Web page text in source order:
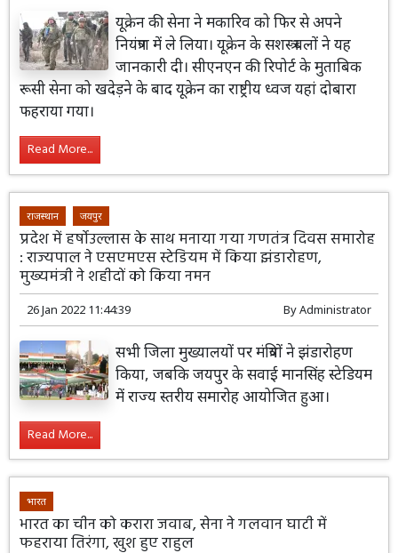
यूक्रेन की सेना ने मकारिव को फिर से अपने
नियंत्रण में ले लिया। यूक्रेन के सशस्त्र बलों ने यह
जानकारी दी। सीएनएन की रिपोर्ट के मुताबिक
रूसी सेना को खदेड़ने के बाद यूक्रेन का राष्ट्रीय ध्वज यहां दोबारा
फहराया गया।
Read More...
राजस्थान जयपुर
प्रदेश में हर्षोउल्लास के साथ मनाया गया गणतंत्र दिवस समारोह
: राज्यपाल ने एसएमएस स्टेडियम में किया झंडारोहण,
मुख्यमंत्री ने शहीदों को किया नमन
26 Jan 2022 11:44:39 ByAdministrator
सभी जिला मुख्यालयों पर मंत्रियों ने झंडारोहण
किया, जबकि जयपुर के सवाई मानसिंह स्टेडियम
में राज्य स्तरीय समारोह आयोजित हुआ।
Read More...
भारत
भारत का चीन को करारा जवाब, सेना ने गलवान घाटी में
फहराया तिरंगा, खुश हुए राहुल